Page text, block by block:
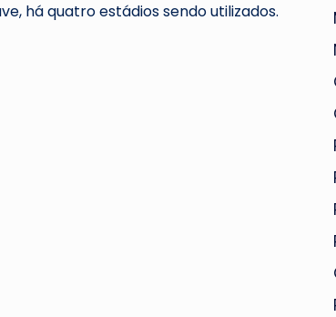
há quatro estádios sendo utilizados.